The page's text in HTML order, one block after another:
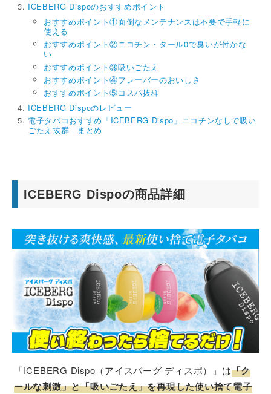
ICEBERG Dispoのおすすめポイント
おすすめポイント①面倒なメンテナンスは不要で手軽に
使える
おすすめポイント②ニコチン・タール0で臭いが付かな
い
おすすめポイント③吸いごたえ
おすすめポイント④フレーバーのおいしさ
おすすめポイント⑤コスパ抜群
ICEBERG Dispoのレビュー
電子タバコおすすめ「ICEBERG Dispo」ニコチンなしで吸い
ごたえ抜群｜まとめ
ICEBERG Dispoの商品詳細
「ICEBERG Dispo（アイスバーグ ディスポ）」は「ク
ールな刺激」と「吸いごたえ」を再現した使い捨て電子